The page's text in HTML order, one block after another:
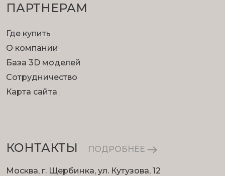
ПАРТНЕРАМ
Где купить
О компании
База 3D моделей
Сотрудничество
Карта сайта
КОНТАКТЫ ПОДРОБНЕЕ
Москва, г. Щербинка, ул. Кутузова, 12